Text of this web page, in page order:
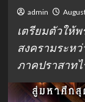
admin
เตรียมตัวให้
สงครามระห
ภาคปราสาท